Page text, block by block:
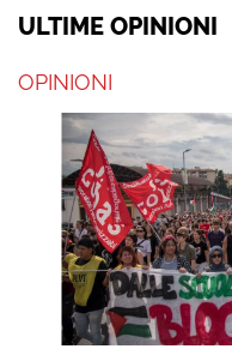
ULTIME OPINIONI
OPINIONI